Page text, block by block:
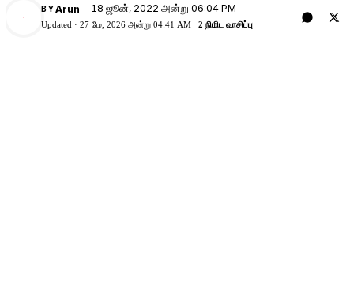
A
BYArun 18 ஜூன், 2022 அன்று 06:04 PM
Updated · 27 மே, 2026 அன்று 04:41 AM 2 நிமிட வாசிப்பு